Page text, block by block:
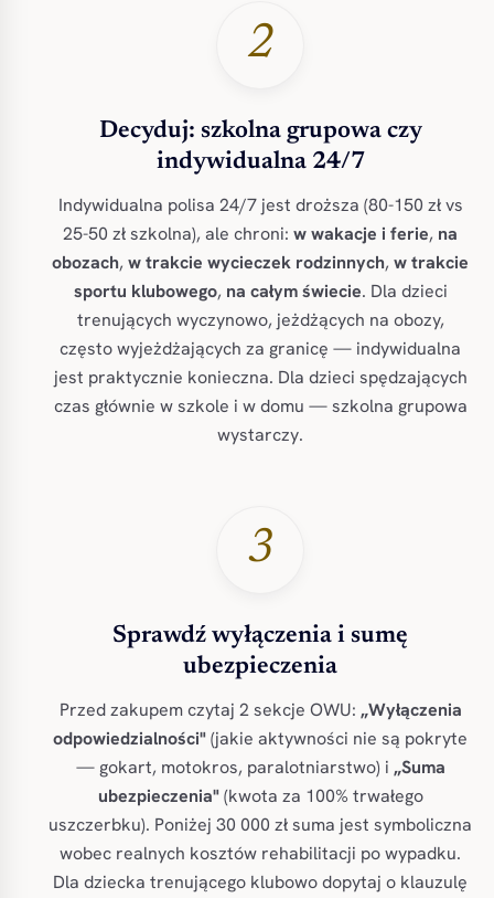
2
Decyduj: szkolna grupowa czy
indywidualna 24/7
Indywidualna polisa 24/7 jest droższa (80-150 zł vs
25-50 zł szkolna), ale chroni: w wakacje i ferie, na
obozach, w trakcie wycieczek rodzinnych, w trakcie
sportu klubowego, na całym świecie. Dla dzieci
trenujących wyczynowo, jeżdżących na obozy,
często wyjeżdżających za granicę — indywidualna
jest praktycznie konieczna. Dla dzieci spędzających
czas głównie w szkole i w domu — szkolna grupowa
wystarczy.
3
Sprawdź wyłączenia i sumę
ubezpieczenia
Przed zakupem czytaj 2 sekcje OWU: „Wyłączenia
odpowiedzialności"(jakie aktywności nie są pokryte
— gokart, motokros, paralotniarstwo) i „Suma
ubezpieczenia"(kwota za 100% trwałego
uszczerbku). Poniżej 30 000 zł suma jest symboliczna
wobec realnych kosztów rehabilitacji po wypadku.
Dla dziecka trenującego klubowo dopytaj o klauzulę